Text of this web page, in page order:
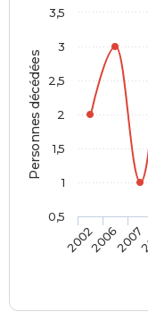
Personnes décédées
200220062007
0,5
1
1,5
2
2,5
3
3,5